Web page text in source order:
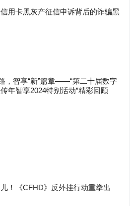
用卡黑灰产征信申诉背后的诈骗黑
，智享“新”篇章——“第二十届数字
年智享2024特别活动”精彩回顾
！《CFHD》反外挂行动重拳出